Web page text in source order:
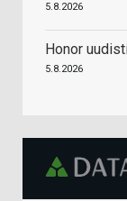
5.8.2026
Honor
5.8.2026